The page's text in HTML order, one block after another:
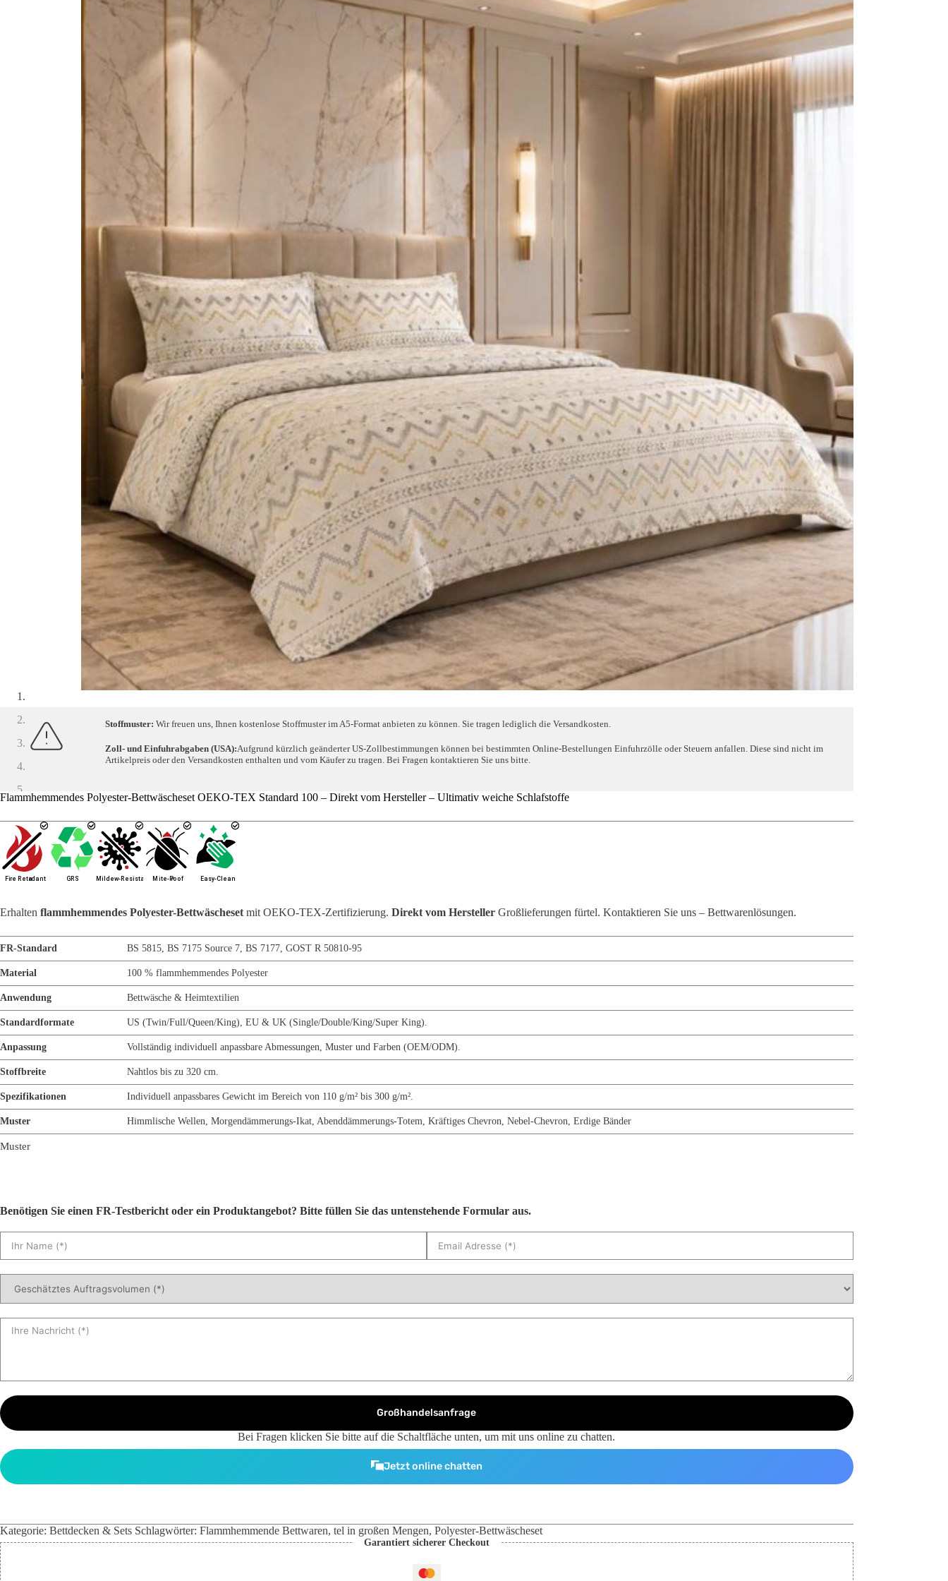
Stoffmuster: Wir freuen uns, Ihnen kostenlose Stoffmuster im A5-Format anbieten zu können. Sie tragen lediglich die Versandkosten.
Zoll- und Einfuhrabgaben (USA):Aufgrund kürzlich geänderter US-Zollbestimmungen können bei bestimmten Online-Bestellungen Einfuhrzölle oder Steuern anfallen. Diese sind nicht im
Artikelpreis oder den Versandkosten enthalten und vom Käufer zu tragen. Bei Fragen kontaktieren Sie uns bitte.
Flammhemmendes Polyester-Bettwäscheset OEKO-TEX Standard 100 – Direkt vom Hersteller – Ultimativ weiche Schlafstoffe
Erhalten flammhemmendes Polyester-Bettwäscheset mit OEKO-TEX-Zertifizierung. Direkt vom Hersteller Großlieferungen fürtel. Kontaktieren Sie uns – Bettwarenlösungen.
FR-Standard BS 5815 BS 7175 Source 7 BS 7177 GOST R 50810-95
Material 100 % flammhemmendes Polyester
Anwendung Bettwäsche & Heimtextilien
Standardformate US (Twin/Full/Queen/King), EU & UK (Single/Double/King/Super King).
Anpassung Vollständig individuell anpassbare Abmessungen, Muster und Farben (OEM/ODM).
Stoffbreite Nahtlos bis zu 320 cm.
Spezifikationen Individuell anpassbares Gewicht im Bereich von 110 g/m² bis 300 g/m².
Muster Himmlische Wellen, Morgendämmerungs-Ikat, Abenddämmerungs-Totem, Kräftiges Chevron, Nebel-Chevron, Erdige Bänder
Muster
Benötigen Sie einen FR-Testbericht oder ein Produktangebot? Bitte füllen Sie das untenstehende Formular aus.
Großhandelsanfrage
Bei Fragen klicken Sie bitte auf die Schaltfläche unten, um mit uns online zu chatten.
Jetzt online chatten
Kategorie: Bettdecken & Sets Schlagwörter: Flammhemmende Bettwaren, tel in großen Mengen, Polyester-Bettwäscheset
Garantiert sicherer Checkout